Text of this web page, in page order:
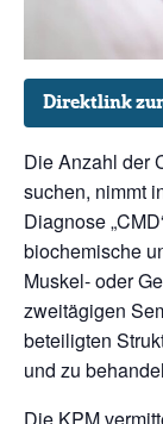
Direktlink
Die Anzahl der
suchen, nimmt
Diagnose
biochemische
Muskel- oder
zweitägigen
beteiligten
und zu